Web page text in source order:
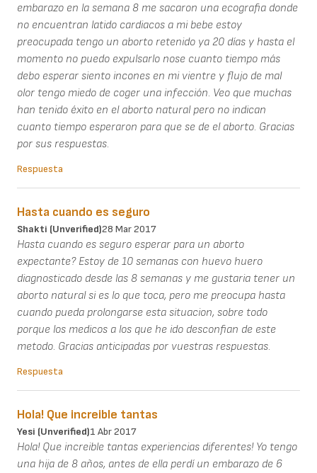
embarazo en la semana 8 me sacaron una ecografia donde
no encuentran latido cardiacos a mi bebe estoy
preocupada tengo un aborto retenido ya 20 días y hasta el
momento no puedo expulsarlo nose cuanto tiempo más
debo esperar siento incones en mi vientre y flujo de mal
olor tengo miedo de coger una infección. Veo que muchas
han tenido éxito en el aborto natural pero no indican
cuanto tiempo esperaron para que se de el aborto. Gracias
por sus respuestas.
Respuesta
Hasta cuando es seguro
Shakti (unverified)28 Mar 2017
Hasta cuando es seguro esperar para un aborto
expectante? Estoy de 10 semanas con huevo huero
diagnosticado desde las 8 semanas y me gustaria tener un
aborto natural si es lo que toca, pero me preocupa hasta
cuando pueda prolongarse esta situacion, sobre todo
porque los medicos a los que he ido desconfian de este
metodo. Gracias anticipadas por vuestras respuestas.
Respuesta
Hola! Que increible tantas
Yesi (unverified)1 Abr 2017
Hola! Que increible tantas experiencias diferentes! Yo tengo
una hija de 8 años, antes de ella perdí un embarazo de 6